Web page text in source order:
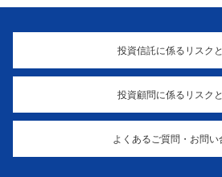
投資信託に係るリスク
投資顧問に係るリスク
よくあるご質問・お問い